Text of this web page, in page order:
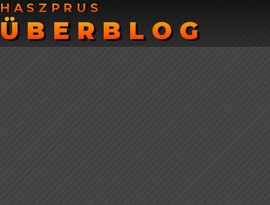
HASZPRUS
ÜBERBLOG
HASZPRUS
ÜBERBLOG